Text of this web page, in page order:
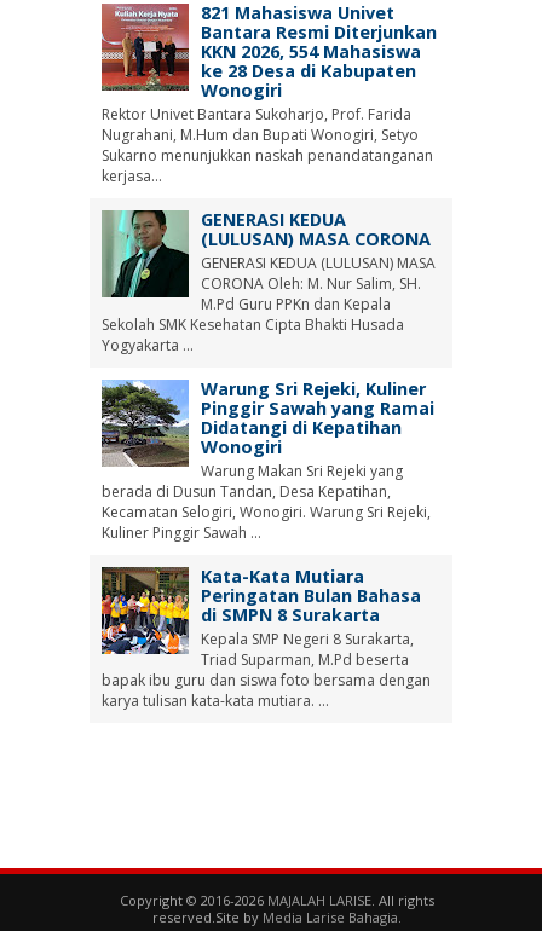
821 Mahasiswa Univet
Bantara Resmi Diterjunkan
KKN 2026, 554 Mahasiswa
ke 28 Desa di Kabupaten
Wonogiri
Rektor Univet Bantara Sukoharjo, Prof. Farida
Nugrahani, M.Hum dan Bupati Wonogiri, Setyo
Sukarno menunjukkan naskah penandatanganan
kerjasa...
GENERASI KEDUA
(LULUSAN) MASA CORONA
GENERASI KEDUA (LULUSAN) MASA
CORONA Oleh: M. Nur Salim, SH.
M.Pd Guru PPKn dan Kepala
Sekolah SMK Kesehatan Cipta Bhakti Husada
Yogyakarta ...
Warung Sri Rejeki, Kuliner
Pinggir Sawah yang Ramai
Didatangi di Kepatihan
Wonogiri
Warung Makan Sri Rejeki yang
berada di Dusun Tandan, Desa Kepatihan,
Kecamatan Selogiri, Wonogiri. Warung Sri Rejeki,
Kuliner Pinggir Sawah ...
Kata-Kata Mutiara
Peringatan Bulan Bahasa
di SMPN 8 Surakarta
Kepala SMP Negeri 8 Surakarta,
Triad Suparman, M.Pd beserta
bapak ibu guru dan siswa foto bersama dengan
karya tulisan kata-kata mutiara. ...
Copyright © 2016-2026 MAJALAH LARISE . All rights
reserved.Site by Media Larise Bahagia